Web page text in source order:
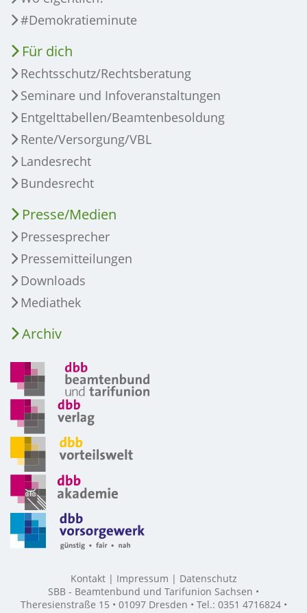
#Demokratieminute
Für dich
Rechtsschutz/Rechtsberatung
Seminare und Infoveranstaltungen
Entgelttabellen/Beamtenbesoldung
Rente/Versorgung/VBL
Landesrecht
Bundesrecht
Presse/Medien
Pressesprecher
Pressemitteilungen
Downloads
Mediathek
Archiv
Kontakt Impressum
Datenschutz
SBB - Beamtenbund und Tarifunion Sachsen •
Theresienstraße 15 • 01097 Dresden • Tel.: 0351 4716824 •